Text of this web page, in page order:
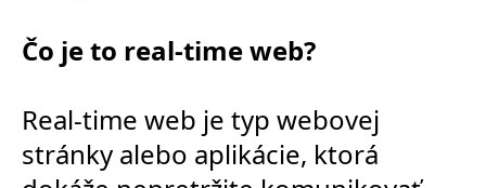
Čo je to real-time web?
Real-time web je typ webovej
stránky alebo aplikácie, ktorá